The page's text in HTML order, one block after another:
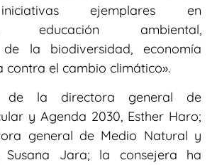
ejemplares en
educación ambiental,
de la biodiversidad, economía
contra el cambio climático».
de la directora general de
y Agenda 2030, Esther Haro;
general de Medio Natural y
Susana Jara; la consejera ha